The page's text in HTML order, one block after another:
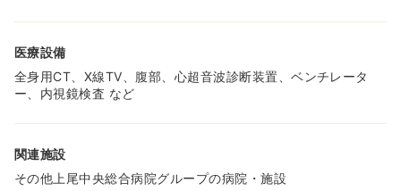
医療設備
全身用CT、X線TV、腹部、心超音波診断装置、ベンチレータ
ー、内視鏡検査 など
関連施設
その他上尾中央総合病院グループの病院・施設